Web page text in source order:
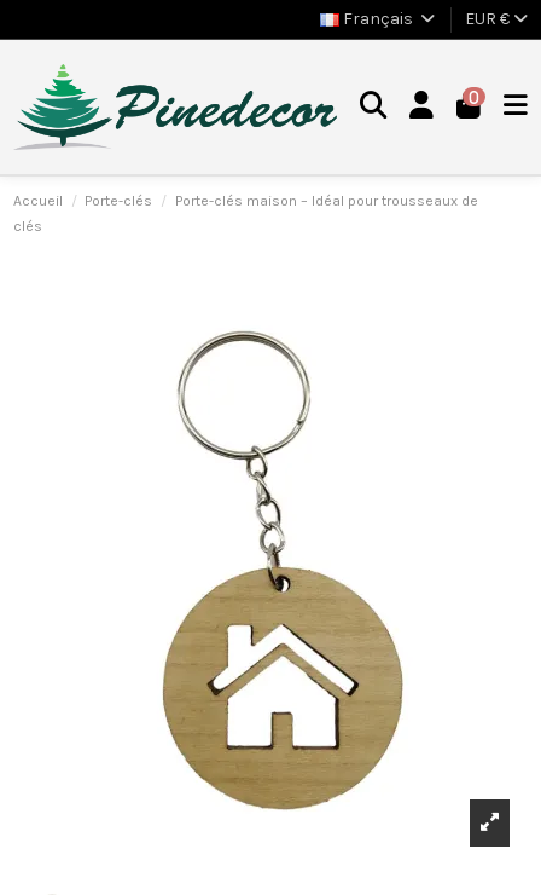
Français EUR €
0
Accueil Porte-clés
Porte-clés maison – Idéal pour trousseaux de
clés